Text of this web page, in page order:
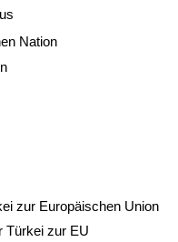
Nation
zur Europäischen Union
Türkei zur EU